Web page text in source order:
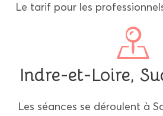
Le tarif pour les
Indre-et-Loire,
Les séances se déroulent à